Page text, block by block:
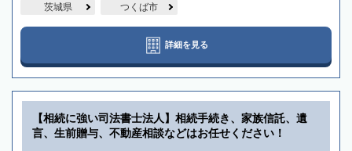
茨城県 つくば市
詳細を見る
【相続に強い司法書士法人】相続手続き、家族信託、遺
言、生前贈与、不動産相談などはお任せください！